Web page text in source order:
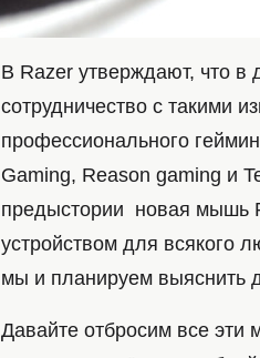
В Razer утверждают, что в
сотрудничество с такими
профессионального
Gaming, Reason gaming и
предыстории новая мышь
устройством для всякого
мы и планируем выяснить
Давайте отбросим все эти